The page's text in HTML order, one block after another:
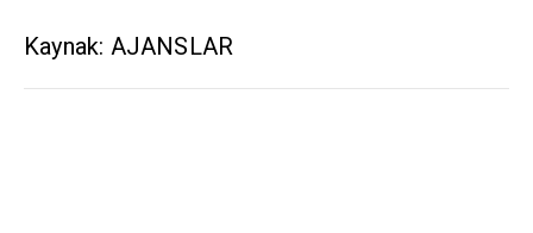
Kaynak: AJANSLAR